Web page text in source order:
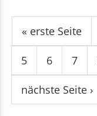
Seiten
« erste Seite
5 6 7
nächste Seite ›